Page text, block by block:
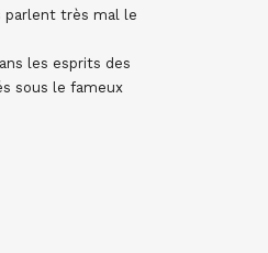
parlent très mal le
les esprits des
sous le fameux